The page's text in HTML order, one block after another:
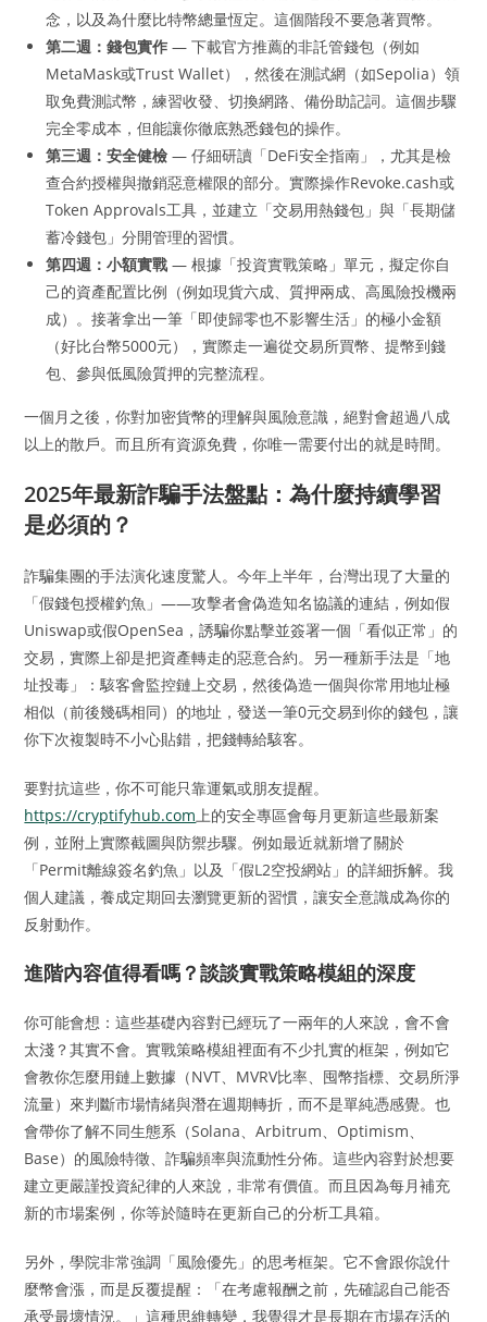
念，以及為什麼比特幣總量恆定。這個階段不要急著買幣。
第二週：錢包實作 — 下載官方推薦的非託管錢包（例如
MetaMask或Trust Wallet），然後在測試網（如Sepolia）領
取免費測試幣，練習收發、切換網路、備份助記詞。這個步驟
完全零成本，但能讓你徹底熟悉錢包的操作。
第三週：安全健檢 — 仔細研讀「DeFi安全指南」，尤其是檢
查合約授權與撤銷惡意權限的部分。實際操作Revoke.cash或
Token Approvals工具，並建立「交易用熱錢包」與「長期儲
蓄冷錢包」分開管理的習慣。
第四週：小額實戰 — 根據「投資實戰策略」單元，擬定你自
己的資產配置比例（例如現貨六成、質押兩成、高風險投機兩
成）。接著拿出一筆「即使歸零也不影響生活」的極小金額
（好比台幣5000元），實際走一遍從交易所買幣、提幣到錢
包、參與低風險質押的完整流程。
一個月之後，你對加密貨幣的理解與風險意識，絕對會超過八成
以上的散戶。而且所有資源免費，你唯一需要付出的就是時間。
2025年最新詐騙手法盤點：為什麼持續學習
是必須的？
詐騙集團的手法演化速度驚人。今年上半年，台灣出現了大量的
「假錢包授權釣魚」——攻擊者會偽造知名協議的連結，例如假
Uniswap或假OpenSea，誘騙你點擊並簽署一個「看似正常」的
交易，實際上卻是把資產轉走的惡意合約。另一種新手法是「地
址投毒」：駭客會監控鏈上交易，然後偽造一個與你常用地址極
相似（前後幾碼相同）的地址，發送一筆0元交易到你的錢包，讓
你下次複製時不小心貼錯，把錢轉給駭客。
要對抗這些，你不可能只靠運氣或朋友提醒。
https://cryptifyhub.com上的安全專區會每月更新這些最新案
例，並附上實際截圖與防禦步驟。例如最近就新增了關於
「Permit離線簽名釣魚」以及「假L2空投網站」的詳細拆解。我
個人建議，養成定期回去瀏覽更新的習慣，讓安全意識成為你的
反射動作。
進階內容值得看嗎？談談實戰策略模組的深度
你可能會想：這些基礎內容對已經玩了一兩年的人來說，會不會
太淺？其實不會。實戰策略模組裡面有不少扎實的框架，例如它
會教你怎麼用鏈上數據（NVT、MVRV比率、囤幣指標、交易所淨
流量）來判斷市場情緒與潛在週期轉折，而不是單純憑感覺。也
會帶你了解不同生態系（Solana、Arbitrum、Optimism、
Base）的風險特徵、詐騙頻率與流動性分佈。這些內容對於想要
建立更嚴謹投資紀律的人來說，非常有價值。而且因為每月補充
新的市場案例，你等於隨時在更新自己的分析工具箱。
另外，學院非常強調「風險優先」的思考框架。它不會跟你說什
麼幣會漲，而是反覆提醒：「在考慮報酬之前，先確認自己能否
承受最壞情況。」這種思維轉變，我覺得才是長期在市場存活的